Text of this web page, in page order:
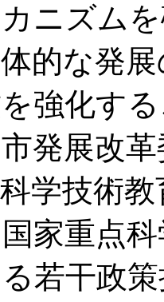
ニズム
的な発
強化す
発展改
学技術
家重点
若干政